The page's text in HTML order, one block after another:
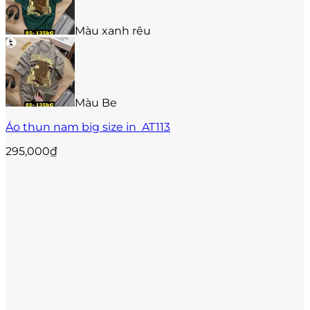
trang
sản
phẩm
Màu xanh rêu
Màu Be
Áo thun nam big size in AT113
295,000₫